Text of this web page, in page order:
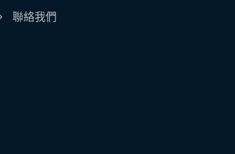
聯絡我們